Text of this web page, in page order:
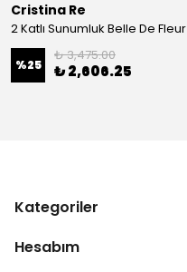
Cristina Re
2 Katlı Sunumluk Belle De Fleur
%25
₺ 3,475.00
₺ 2,606.25
Kategoriler
Hesabım